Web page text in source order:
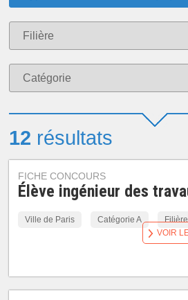
12 résultats
FICHE CONCOURS
Élève ingénieur des
Ville de Paris Catégorie A
VOIR